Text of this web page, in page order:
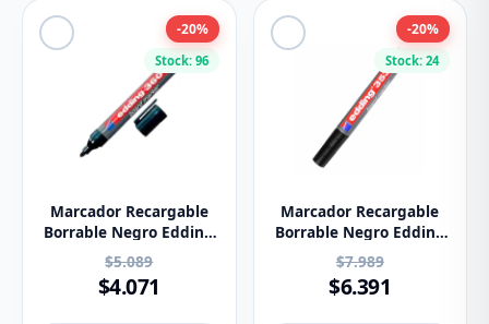
Stock: 96
-20%
Marcador Recargable
Borrable Negro Edding
Ref 360
$5.089
$4.071
Stock: 24
-20%
Marcador Recargable
Borrable Negro Edding
Ref: 353
$7.989
$6.391